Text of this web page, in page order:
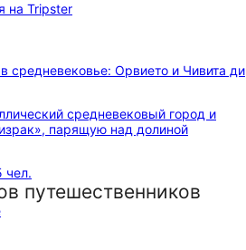
средневековье: Орвието и Чивита ди
средневековый город и
парящую над долиной
чел.
путешественников